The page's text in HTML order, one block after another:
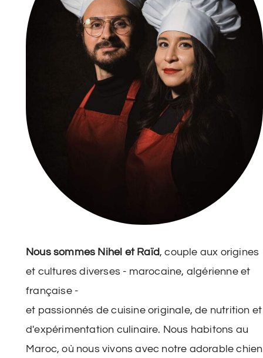
Nous sommes Nihel et Raïd, couple aux origines
et cultures diverses - marocaine, algérienne et
française -
et passionnés de cuisine originale, de nutrition et
d'expérimentation culinaire. Nous habitons au
Maroc, où nous vivons avec notre adorable chien